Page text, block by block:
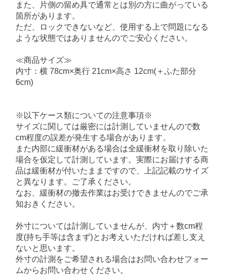
また、片側の留め具で通常とは別の方に曲がっている
箇所があります。
ただ、ロックできないなど、使用する上で問題になる
ような状態ではありませんのでご安心ください。
≪商品サイズ≫
内寸：横 78cm×奥行 21cm×高さ 12cm(＋ふた部分
6cm)
※以下ケース類についての注意事項※
サイズに関しては厳密には計測していませんので数
cm程度の誤差が発生する場合があります。
また内部に緩衝材がある場合は全緩衝材を取り除いた
場合を仮定して計測しています。実際にお届けする商
品は緩衝材が付いたままですので、上記記載のサイズ
と異なります。ご了承ください。
なお、緩衝材の撤去作業はお受けできませんのでご承
知おきください。
外寸については計測していませんが、内寸＋数cm程
度(持ち手等は含まず)とお考えいただければ差し支え
ないと思います。
外寸の計測をご希望される場合はお問い合わせフォー
ムからお問い合わせください。